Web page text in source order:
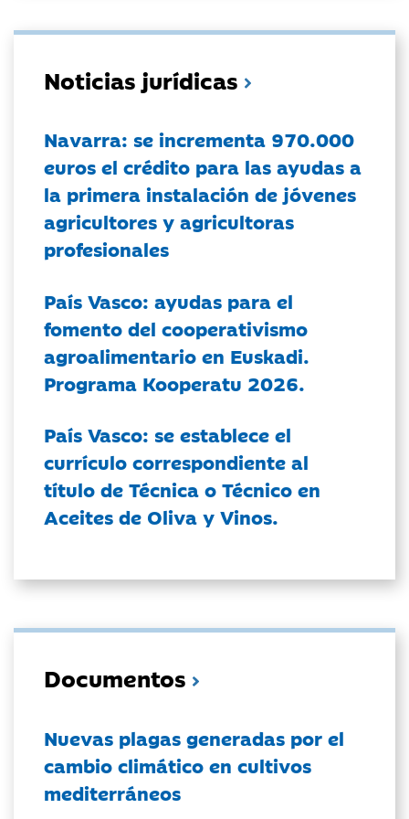
Noticias jurídicas
Navarra: se incrementa 970.000
euros el crédito para las ayudas a
la primera instalación de jóvenes
agricultores y agricultoras
profesionales
País Vasco: ayudas para el
fomento del cooperativismo
agroalimentario en Euskadi.
Programa Kooperatu 2026.
País Vasco: se establece el
currículo correspondiente al
título de Técnica o Técnico en
Aceites de Oliva y Vinos.
Documentos
Nuevas plagas generadas por el
cambio climático en cultivos
mediterráneos